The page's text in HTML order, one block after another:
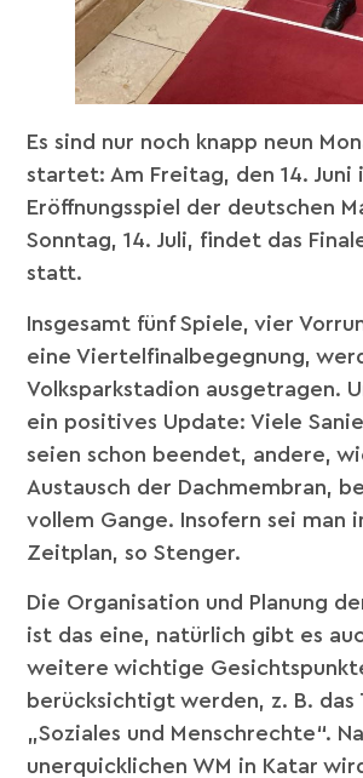
Es sind nur noch knapp neun
startet: Am Freitag, den 14. Juni
Eröffnungsspiel der deutschen
Sonntag, 14. Juli, findet das
statt.
Insgesamt fünf Spiele, vier
eine Viertelfinalbegegnung,
Volksparkstadion ausgetragen.
ein positives Update: Viele
seien schon beendet, andere,
Austausch der Dachmembran,
vollem Gange. Insofern sei man
Zeitplan, so Stenger.
Die Organisation und Planung
ist das eine, natürlich gibt es
weitere wichtige
berücksichtigt werden, z. B. das
„Soziales und Menschrechte“.
unerquicklichen WM in Katar